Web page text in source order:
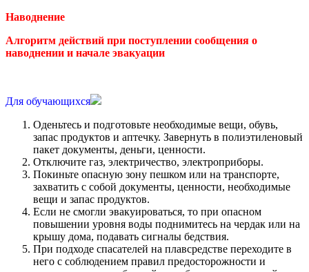
Наводнение
Алгоритм действий при поступлении сообщения о
наводнении и начале эвакуации
Для обучающихся
Оденьтесь и подготовьте необходимые вещи, обувь,
запас продуктов и аптечку. Завернуть в полиэтиленовый
пакет документы, деньги, ценности.
Отключите газ, электричество, электроприборы.
Покиньте опасную зону пешком или на транспорте,
захватить с собой документы, ценности, необходимые
вещи и запас продуктов.
Если не смогли эвакуироваться, то при опасном
повышении уровня воды поднимитесь на чердак или на
крышу дома, подавать сигналы бедствия.
При подходе спасателей на плавсредстве переходите в
него с соблюдением правил предосторожности и